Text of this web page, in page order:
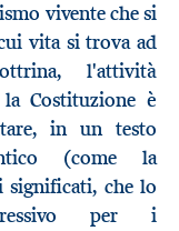
vivente che si
vita si trova ad
l'attività
Costituzione è
in un testo
(come la
significati, che lo
per i